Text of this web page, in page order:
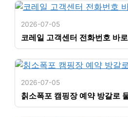
2026-07-05
코레일 고객센터 전화번호 바
2026-07-05
칡소폭포 캠핑장 예약 방갈로